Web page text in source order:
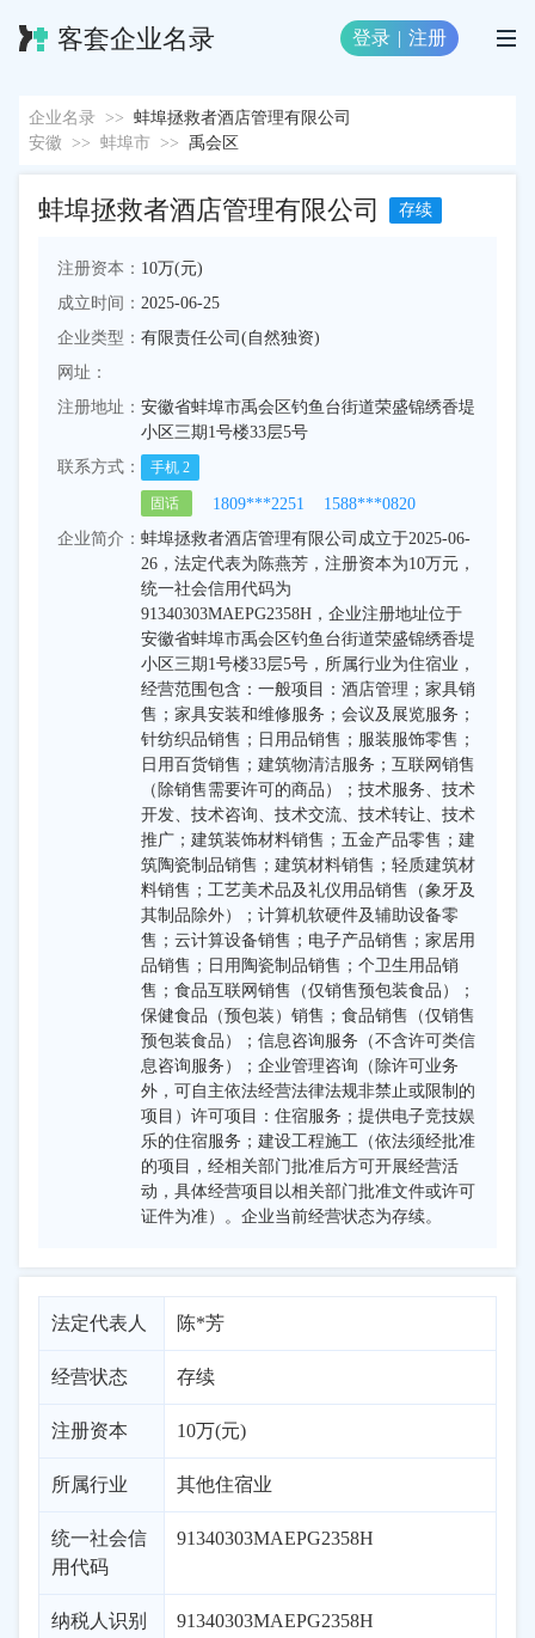
客套企业名录 登录 | 注册
企业名录 >> 蚌埠拯救者酒店管理有限公司
安徽
>> 蚌埠市 >> 禹会区
蚌埠拯救者酒店管理有限公司 存续
注册资本： 10万(元)
成立时间： 2025-06-25
企业类型： 有限责任公司(自然独资)
网址：
注册地址： 安徽省蚌埠市禹会区钓鱼台街道荣盛锦绣香堤
小区三期1号楼33层5号
联系方式：
手机 2
固话 1809***2251
1588***0820
企业简介： 蚌埠拯救者酒店管理有限公司成立于2025-06-
26，法定代表为陈燕芳，注册资本为10万元，
统一社会信用代码为
91340303MAEPG2358H，企业注册地址位于
安徽省蚌埠市禹会区钓鱼台街道荣盛锦绣香堤
小区三期1号楼33层5号，所属行业为住宿业，
经营范围包含：一般项目：酒店管理；家具销
售；家具安装和维修服务；会议及展览服务；
针纺织品销售；日用品销售；服装服饰零售；
日用百货销售；建筑物清洁服务；互联网销售
（除销售需要许可的商品）；技术服务、技术
开发、技术咨询、技术交流、技术转让、技术
推广；建筑装饰材料销售；五金产品零售；建
筑陶瓷制品销售；建筑材料销售；轻质建筑材
料销售；工艺美术品及礼仪用品销售（象牙及
其制品除外）；计算机软硬件及辅助设备零
售；云计算设备销售；电子产品销售；家居用
品销售；日用陶瓷制品销售；个卫生用品销
售；食品互联网销售（仅销售预包装食品）；
保健食品（预包装）销售；食品销售（仅销售
预包装食品）；信息咨询服务（不含许可类信
息咨询服务）；企业管理咨询（除许可业务
外，可自主依法经营法律法规非禁止或限制的
项目）许可项目：住宿服务；提供电子竞技娱
乐的住宿服务；建设工程施工（依法须经批准
的项目，经相关部门批准后方可开展经营活
动，具体经营项目以相关部门批准文件或许可
证件为准）。企业当前经营状态为存续。
法定代表人 陈*芳
经营状态 存续
注册资本 10万(元)
所属行业 其他住宿业
统一社会信
用代码
91340303MAEPG2358H
纳税人识别
91340303MAEPG2358H